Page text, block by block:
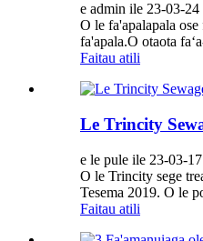
e admin ile 23-03-24
O le fa'apalapala
fa'apala.O otaota
Faitau atili
Le Trincity
e le pule ile 23-03-17
O le Trincity sege
Tesema 2019. O le
Faitau atili